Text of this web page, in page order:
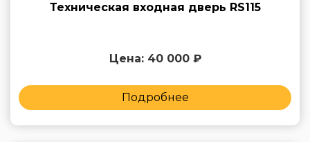
Техническая входная дверь RS115
Цена: 40 000 ₽
Подробнее